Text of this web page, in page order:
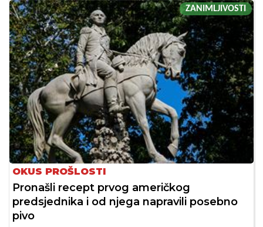
ZANIMLJIVOSTI
OKUS PROŠLOSTI
Pronašli recept prvog američkog
predsjednika i od njega napravili posebno
pivo